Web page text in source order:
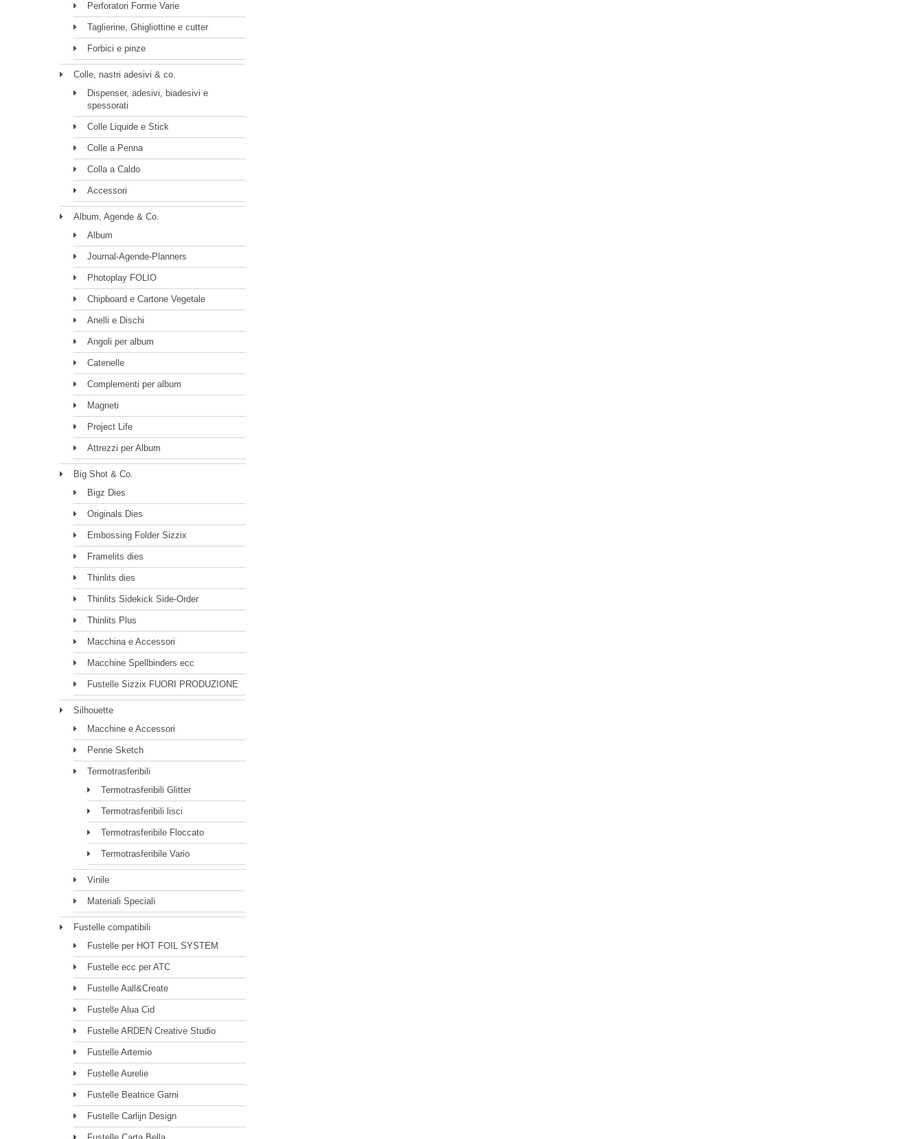
Perforatori Forme Varie
Taglierine, Ghigliottine e cutter
Forbici e pinze
Colle, nastri adesivi & co.
Dispenser, adesivi, biadesivi e
spessorati
Colle Liquide e Stick
Colle a Penna
Colla a Caldo
Accessori
Album, Agende & Co.
Album
Journal-Agende-Planners
Photoplay FOLIO
Chipboard e Cartone Vegetale
Anelli e Dischi
Angoli per album
Catenelle
Complementi per album
Magneti
Project Life
Attrezzi per Album
Big Shot & Co.
Bigz Dies
Originals Dies
Embossing Folder Sizzix
Framelits dies
Thinlits dies
Thinlits Sidekick Side-Order
Thinlits Plus
Macchina e Accessori
Macchine Spellbinders ecc
Fustelle Sizzix FUORI PRODUZIONE
Silhouette
Macchine e Accessori
Penne Sketch
Termotrasferibili
Termotrasferibili Glitter
Termotrasferibili lisci
Termotrasferibile Floccato
Termotrasferibile Vario
Vinile
Materiali Speciali
Fustelle compatibili
Fustelle per HOT FOIL SYSTEM
Fustelle ecc per ATC
Fustelle Aall&Create
Fustelle Alua Cid
Fustelle ARDEN Creative Studio
Fustelle Artemio
Fustelle Aurelie
Fustelle Beatrice Garni
Fustelle Carlijn Design